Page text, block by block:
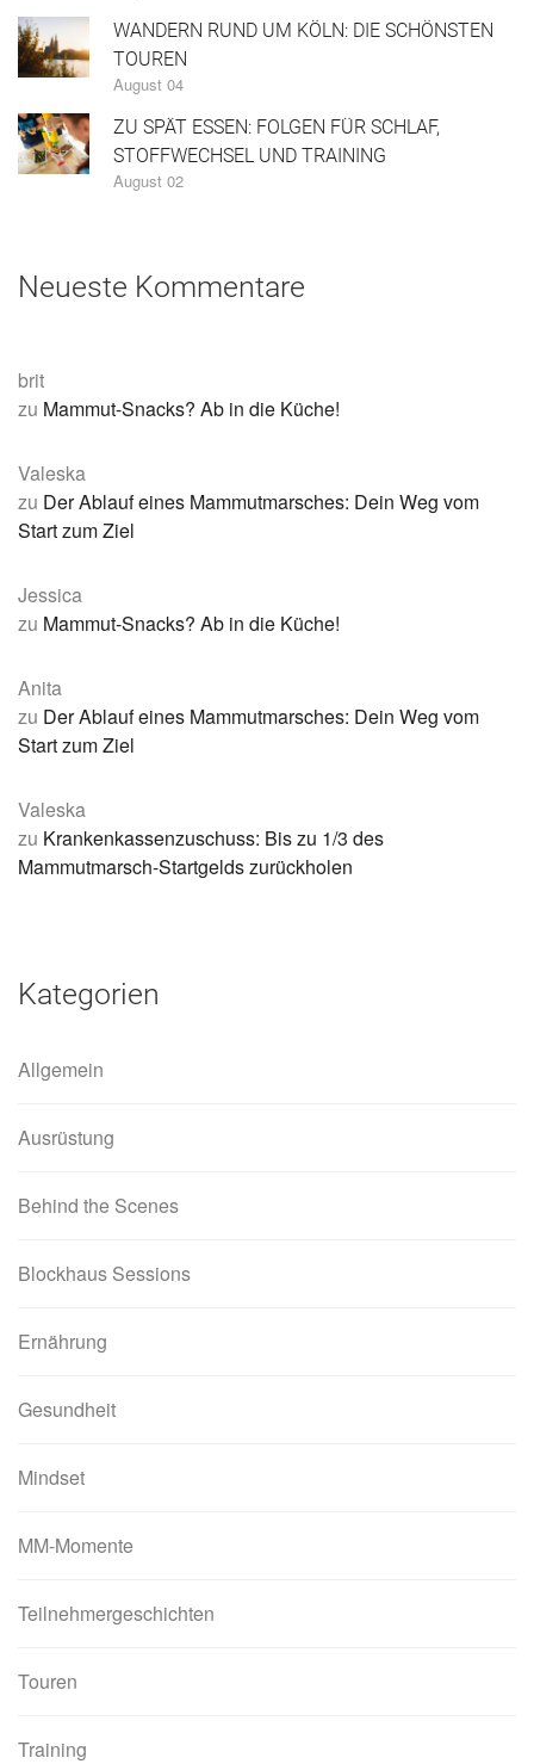
WANDERN RUND UM KÖLN: DIE SCHÖNSTEN
TOUREN
August 04
ZU SPÄT ESSEN: FOLGEN FÜR SCHLAF,
STOFFWECHSEL UND TRAINING
August 02
Neueste Kommentare
brit
zu Mammut-Snacks? Ab in die Küche!
Valeska
zu Der Ablauf eines Mammutmarsches: Dein Weg vom
Start zum Ziel
Jessica
zu Mammut-Snacks? Ab in die Küche!
Anita
zu Der Ablauf eines Mammutmarsches: Dein Weg vom
Start zum Ziel
Valeska
zu Krankenkassenzuschuss: Bis zu 1/3 des
Mammutmarsch-Startgelds zurückholen
Kategorien
Allgemein
Ausrüstung
Behind the Scenes
Blockhaus Sessions
Ernährung
Gesundheit
Mindset
MM-Momente
Teilnehmergeschichten
Touren
Training